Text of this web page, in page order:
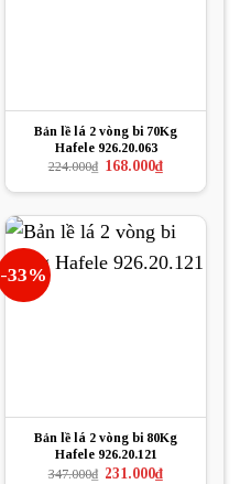
Bản lề lá 2 vòng bi 70Kg
Hafele 926.20.063
224.000₫ Giá
là:
168.000₫Giá
hiện
tại
168.000₫.
-33%
Bản lề lá 2 vòng bi 80Kg
Hafele 926.20.121
347.000₫ Giá
231.000₫Giá